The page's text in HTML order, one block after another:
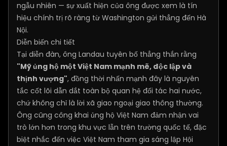
ngẫu nhiên — sự xuất hiện của ông được xem là tín
hiệu chính trị rõ ràng từ Washington gửi thẳng đến Hà
Nội.
Diễn biến chi tiết
Tại diễn đàn, ông Landau tuyên bố thẳng thắn rằng
"Mỹ ủng hộ một Việt Nam mạnh mẽ, độc lập và
thịnh vượng", đồng thời nhấn mạnh đây là nguyên
tắc cốt lõi dẫn dắt toàn bộ quan hệ đối tác hai nước,
chứ không chỉ là lời xã giao ngoại giao thông thường.
Ông cũng công khai ủng hộ Việt Nam đảm nhận vai
trò lớn hơn trong khu vực lẫn trên trường quốc tế, đặc
biệt nhắc đến việc Việt Nam tham gia sáng lập Hội